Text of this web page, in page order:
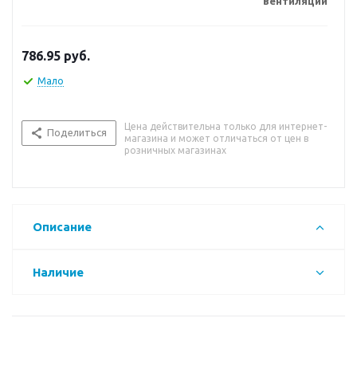
786.95 руб.
Мало
Поделиться
Цена действительна только для интернет-
магазина и может отличаться от цен в
розничных магазинах
Описание
Наличие